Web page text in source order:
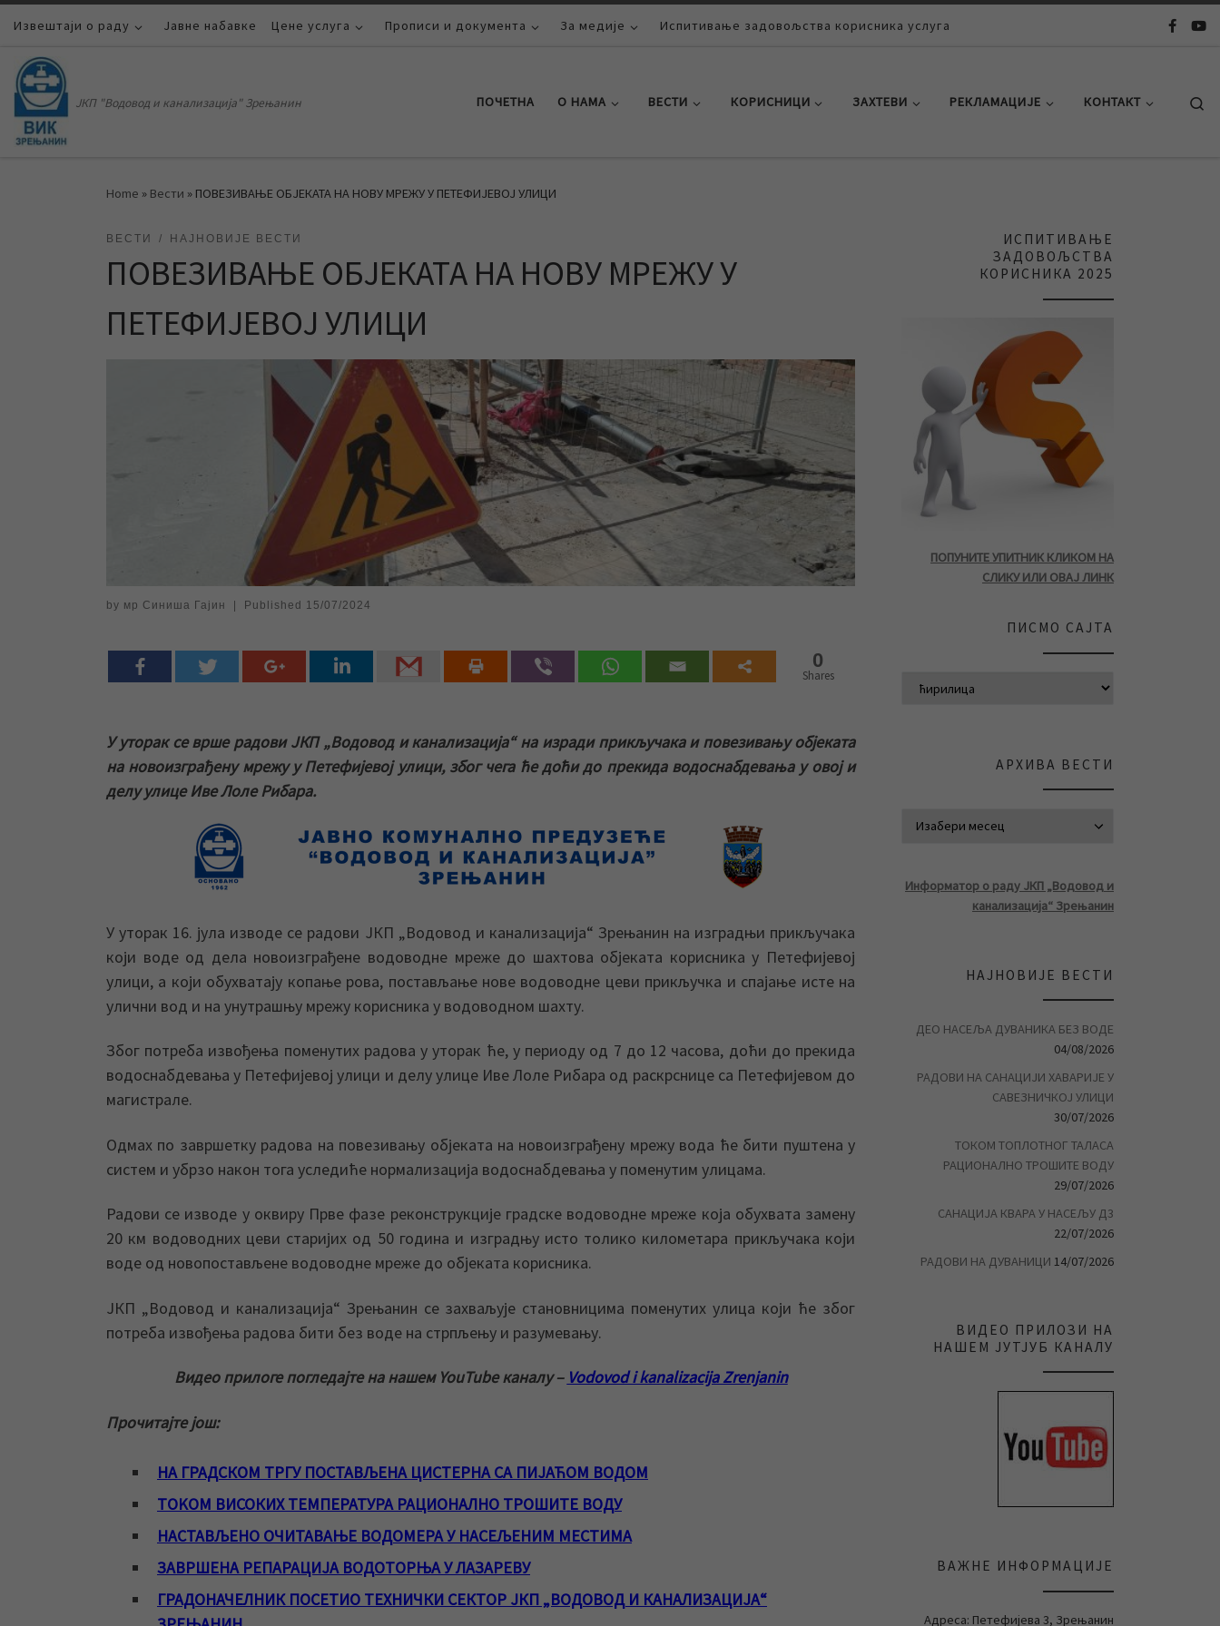
Skip to content
Извештаји о раду Јавне набавке Цене услуга Прописи и документа За медије Испитивање задовољства корисника услуга
ЈКП "Водовод и канализација" Зрењанин ПОЧЕТНА О НАМА ВЕСТИ КОРИСНИЦИ ЗАХТЕВИ РЕКЛАМАЦИЈЕ КОНТАКТ
Home » Вести » ПОВЕЗИВАЊЕ ОБЈЕКАТА НА НОВУ МРЕЖУ У ПЕТЕФИЈЕВОЈ УЛИЦИ
ВЕСТИ НАЈНОВИЈЕ ВЕСТИ
ПОВЕЗИВАЊЕ ОБЈЕКАТА НА НОВУ МРЕЖУ У
ПЕТЕФИЈЕВОЈ УЛИЦИ
by мр Синиша Гајин Published 15/07/2024
0
Shares
У уторак се врше радови ЈКП „Водовод и канализација“ на изради прикључака и повезивању објеката
на новоизграђену мрежу у Петефијевој улици, због чега ће доћи до прекида водоснабдевања у овој и
делу улице Иве Лоле Рибара.
У уторак 16. јула изводе се радови ЈКП „Водовод и канализација“ Зрењанин на изградњи прикључака
који воде од дела новоизграђене водоводне мреже до шахтова објеката корисника у Петефијевој
улици, а који обухватају копање рова, постављање нове водоводне цеви прикључка и спајање исте на
улични вод и на унутрашњу мрежу корисника у водоводном шахту.
Због потреба извођења поменутих радова у уторак ће, у периоду од 7 до 12 часова, доћи до прекида
водоснабдевања у Петефијевој улици и делу улице Иве Лоле Рибара од раскрснице са Петефијевом до
магистрале.
Одмах по завршетку радова на повезивању објеката на новоизграђену мрежу вода ће бити пуштена у
систем и убрзо након тога уследиће нормализација водоснабдевања у поменутим улицама.
Радови се изводе у оквиру Прве фазе реконструкције градске водоводне мреже која обухвата замену
20 км водоводних цеви старијих од 50 година и изградњу исто толико километара прикључака који
воде од новопостављене водоводне мреже до објеката корисника.
ЈКП „Водовод и канализација“ Зрењанин се захваљује становницима поменутих улица који ће због
потреба извођења радова бити без воде на стрпљењу и разумевању.
Видео прилоге погледајте на нашем YouTube каналу – Vodovod i kanalizacija Zrenjanin
Прочитајте још:
НА ГРАДСКОМ ТРГУ ПОСТАВЉЕНА ЦИСТЕРНА СА ПИЈАЋОМ ВОДОМ
TOKOМ ВИСОКИХ ТЕМПЕРАТУРА РАЦИОНАЛНО ТРОШИТЕ ВОДУ
НАСТАВЉЕНО ОЧИТАВАЊЕ ВОДОМЕРА У НАСЕЉЕНИМ МЕСТИМА
ЗАВРШЕНА РЕПАРАЦИЈА ВОДОТОРЊА У ЛАЗАРЕВУ
ГРАДОНАЧЕЛНИК ПОСЕТИО ТЕХНИЧКИ СЕКТОР ЈКП „ВОДОВОД И КАНАЛИЗАЦИЈА“
ИСПИТИВАЊЕ
ЗАДОВОЉСТВА
КОРИСНИКА 2025
ПОПУНИТЕ УПИТНИК КЛИКОМ НА
СЛИКУ ИЛИ ОВАЈ ЛИНК
ПИСМО САЈТА
АРХИВА ВЕСТИ
Информатор о раду ЈКП „Водовод и
канализација“ Зрењанин
НАЈНОВИЈЕ ВЕСТИ
ДЕО НАСЕЉА ДУВАНИКА БЕЗ ВОДЕ
04/08/2026
РАДОВИ НА САНАЦИЈИ ХАВАРИЈЕ У
САВЕЗНИЧКОЈ УЛИЦИ
30/07/2026
ТОКОМ ТОПЛОТНОГ ТАЛАСА
РАЦИОНАЛНО ТРОШИТЕ ВОДУ
29/07/2026
САНАЦИЈА КВАРА У НАСЕЉУ Д3
22/07/2026
РАДОВИ НА ДУВАНИЦИ 14/07/2026
ВИДЕО ПРИЛОЗИ НА
НАШЕМ ЈУТЈУБ КАНАЛУ
ВАЖНЕ ИНФОРМАЦИЈЕ
Адреса: Петефијева 3, Зрењанин